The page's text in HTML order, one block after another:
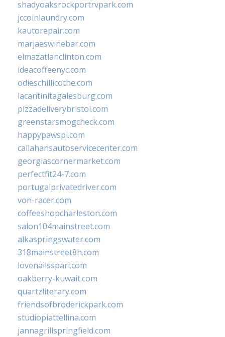
shadyoaksrockportrvpark.com
jccoinlaundry.com
kautorepair.com
marjaeswinebar.com
elmazatlanclinton.com
ideacoffeenyc.com
odieschillicothe.com
lacantinitagalesburg.com
pizzadeliverybristol.com
greenstarsmogcheck.com
happypawspl.com
callahansautoservicecenter.com
georgiascornermarket.com
perfectfit24-7.com
portugalprivatedriver.com
von-racer.com
coffeeshopcharleston.com
salon104mainstreet.com
alkaspringswater.com
318mainstreet8h.com
lovenailsspari.com
oakberry-kuwait.com
quartzliterary.com
friendsofbroderickpark.com
studiopiattellina.com
jannagrillspringfield.com